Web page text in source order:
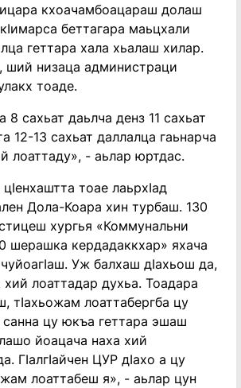
кхоачамбоацараш долаш
беттагара маьцхали
геттара хала хьалаш хилар.
ший низаца администраци
тоаде.
8 сахьат даьлча денз 11 сахьат
12-13 сахьат даллалца гаьнарча
лоаттаду», - аьлар юртдас.
тоае лаьрхӏад
Дола-Коара хин турбаш. 130
хургья «Коммунальни
шерашка кердадаккхар» яхача
Уж балхаш дӏахьош да,
лоаттадар духьа. Тоадара
тӏахьожам лоаттабергба цу
санна цу юкъа геттара эшаш
йоацача наха хий
Гӏалгӏайчен ЦУР дӏахо а цу
лоаттабеш я», - аьлар цун